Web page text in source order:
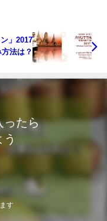
」2017
法は？
ったら
す